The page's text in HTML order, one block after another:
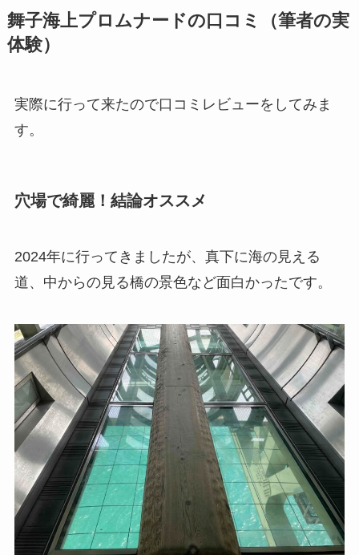
舞子海上プロムナードの口コミ（筆者の実
体験）
実際に行って来たので口コミレビューをしてみま
す。
穴場で綺麗！結論オススメ
2024年に行ってきましたが、真下に海の見える
道、中からの見る橋の景色など面白かったです。